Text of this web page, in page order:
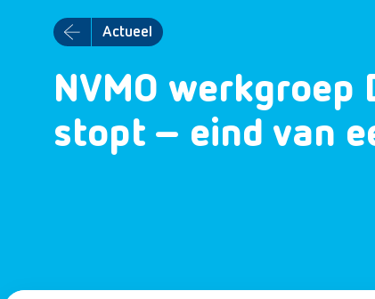
Actueel
NVMO
stopt – eind van